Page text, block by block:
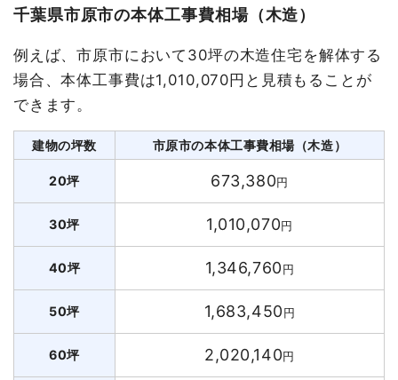
千葉県市原市の本体工事費相場（木造）
例えば、市原市において30坪の木造住宅を解体する
場合、本体工事費は1,010,070円と見積もることが
できます。
建物の坪数 市原市の本体工事費相場（木造）
20坪 673,380円
30坪 1,010,070円
40坪 1,346,760円
50坪 1,683,450円
60坪 2,020,140円